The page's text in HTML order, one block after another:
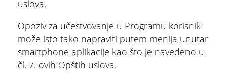
uslova.
Opoziv za učestvovanje u Programu korisnik
može isto tako napraviti putem menija unutar
smartphone aplikacije kao što je navedeno u
čl. 7. ovih Opštih uslova.